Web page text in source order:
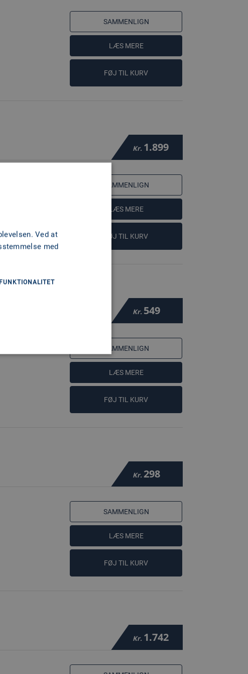
SAMMENLIGN
LÆS MERE
FØJ TIL KURV
Kr. 1.899
SAMMENLIGN
LÆS MERE
FØJ TIL KURV
Kr. 549
SAMMENLIGN
LÆS MERE
FØJ TIL KURV
Kr. 298
SAMMENLIGN
LÆS MERE
FØJ TIL KURV
Kr. 1.742
Ved at
med
FUNKTIONALITET